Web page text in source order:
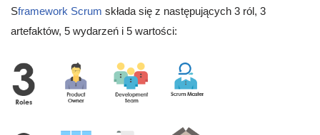
Sframework Scrum składa się z następujących 3 ról, 3
artefaktów, 5 wydarzeń i 5 wartości: